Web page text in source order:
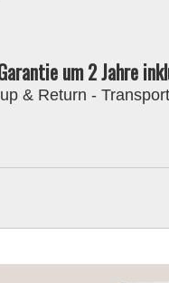
um 2 Jahre
& Return -